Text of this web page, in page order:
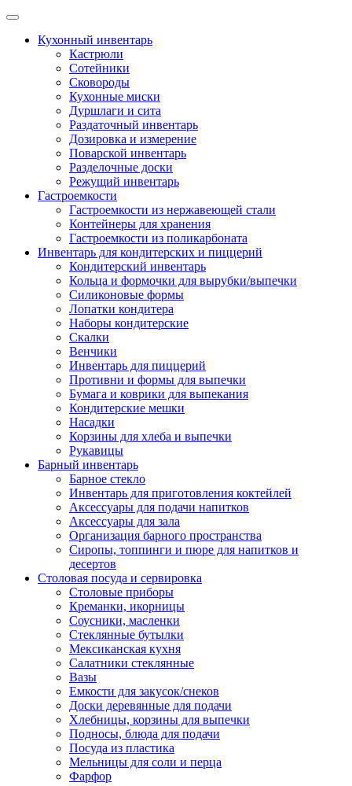
Skip
contentКухонный инвентарь
Кастрюли
Сотейники
Сковороды
Кухонные миски
Дуршлаги и сита
Раздаточный инвентарь
Дозировка и измерение
Поварской инвентарь
Разделочные доски
Режущий инвентарь
Гастроемкости
Гастроемкости из нержавеющей стали
Контейнеры для хранения
Гастроемкости из поликарбоната
Инвентарь для кондитерских и пиццерий
Кондитерский инвентарь
Кольца и формочки для вырубки/выпечки
Силиконовые формы
Лопатки кондитера
Наборы кондитерские
Скалки
Венчики
Инвентарь для пиццерий
Противни и формы для выпечки
Бумага и коврики для выпекания
Кондитерские мешки
Насадки
Корзины для хлеба и выпечки
Рукавицы
Барный инвентарь
Барное стекло
Инвентарь для приготовления коктейлей
Аксессуары для подачи напитков
Аксессуары для зала
Организация барного пространства
Сиропы, топпинги и пюре для напитков и
десертов
Столовая посуда и сервировка
Столовые приборы
Креманки, икорницы
Соусники, масленки
Стеклянные бутылки
Мексиканская кухня
Салатники стеклянные
Вазы
Емкости для закусок/снеков
Доски деревянные для подачи
Хлебницы, корзины для выпечки
Подносы, блюда для подачи
Посуда из пластика
Мельницы для соли и перца
Фарфор